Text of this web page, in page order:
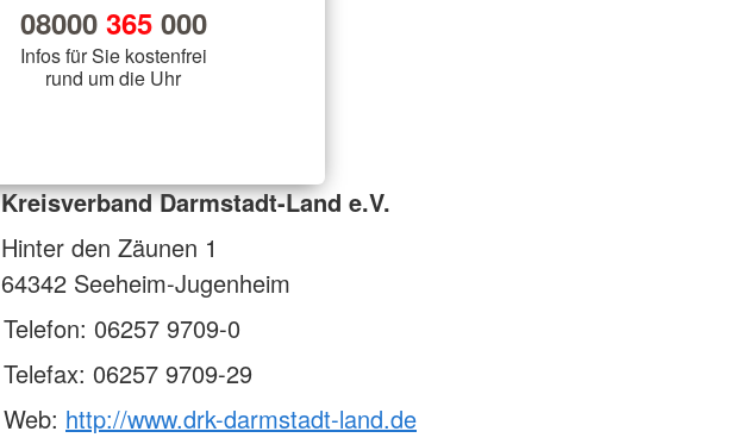
08000 365000
Infos für Sie kostenfrei
rund um die Uhr
Kreisverband Darmstadt-Land e.V.
Hinter den Zäunen 1
64342 Seeheim-Jugenheim
Telefon: 06257 9709-0
Telefax: 06257 9709-29
Web: http://www.drk-darmstadt-land.de